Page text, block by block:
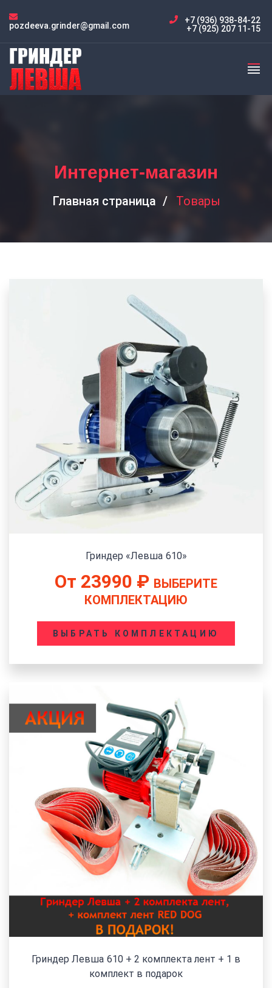
pozdeeva.grinder@gmail.com
+7 (936) 938-84-22
+7 (925) 207 11-15
Интернет-магазин
Главная страница Товары
Гриндер «Левша 610»
От 23990 ₽ ВЫБЕРИТЕ
КОМПЛЕКТАЦИЮ
ВЫБРАТЬ КОМПЛЕКТАЦИЮ
Гриндер Левша 610 + 2 комплекта лент + 1 в
комплект в подарок